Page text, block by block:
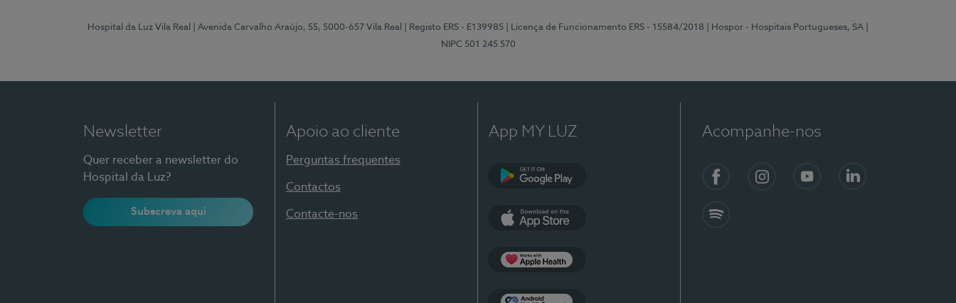
Hospital da Luz Vila Real | Avenida Carvalho Araújo, 55, 5000-657 Vila Real | Registo ERS - E139985 | Licença de Funcionamento ERS - 15584/2018 | Hospor - Hospitais Portugueses, SA
NIPC 501 245 570
Newsletter
Quer receber a newsletter do
Hospital da Luz?
Subscreva aqui
Apoio ao cliente
Perguntas frequentes
Contactos
Contacte-nos
App MY LUZ Acompanhe-nos